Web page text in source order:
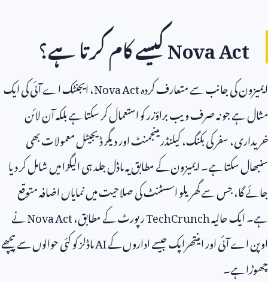
Nova Actکیسے کام کرتا ہے؟
ایمیزون کی جانب سے متعارف کردہNova Act، ایجنٹک اے آئی کی ایک
مثال ہے جو نہ صرف ویب براؤزر کو استعمال کر سکتا ہے بلکہ آن لائن
خریداری، سفر کی بکنگ، کیلنڈر مینجمنٹ اور دیگر ڈیجیٹل معمولات بھی
سنبھال سکتا ہے۔ ایمیزون کے مطابق یہ ماڈل جلد ہی الیگزا میں شامل کر دیا
جائے گا، جس سے گھریلو اسسٹنٹ کی صلاحیت میں نمایاں اضافہ متوقع
ہے۔ ایک حالیہTechCrunchرپورٹ کے مطابق،Nova Actنے
اوپن اے آئی اور اینتھراپک جیسے اداروں کےAIماڈلز کو کئی حوالوں سے پیچھے
چھوڑا ہے۔